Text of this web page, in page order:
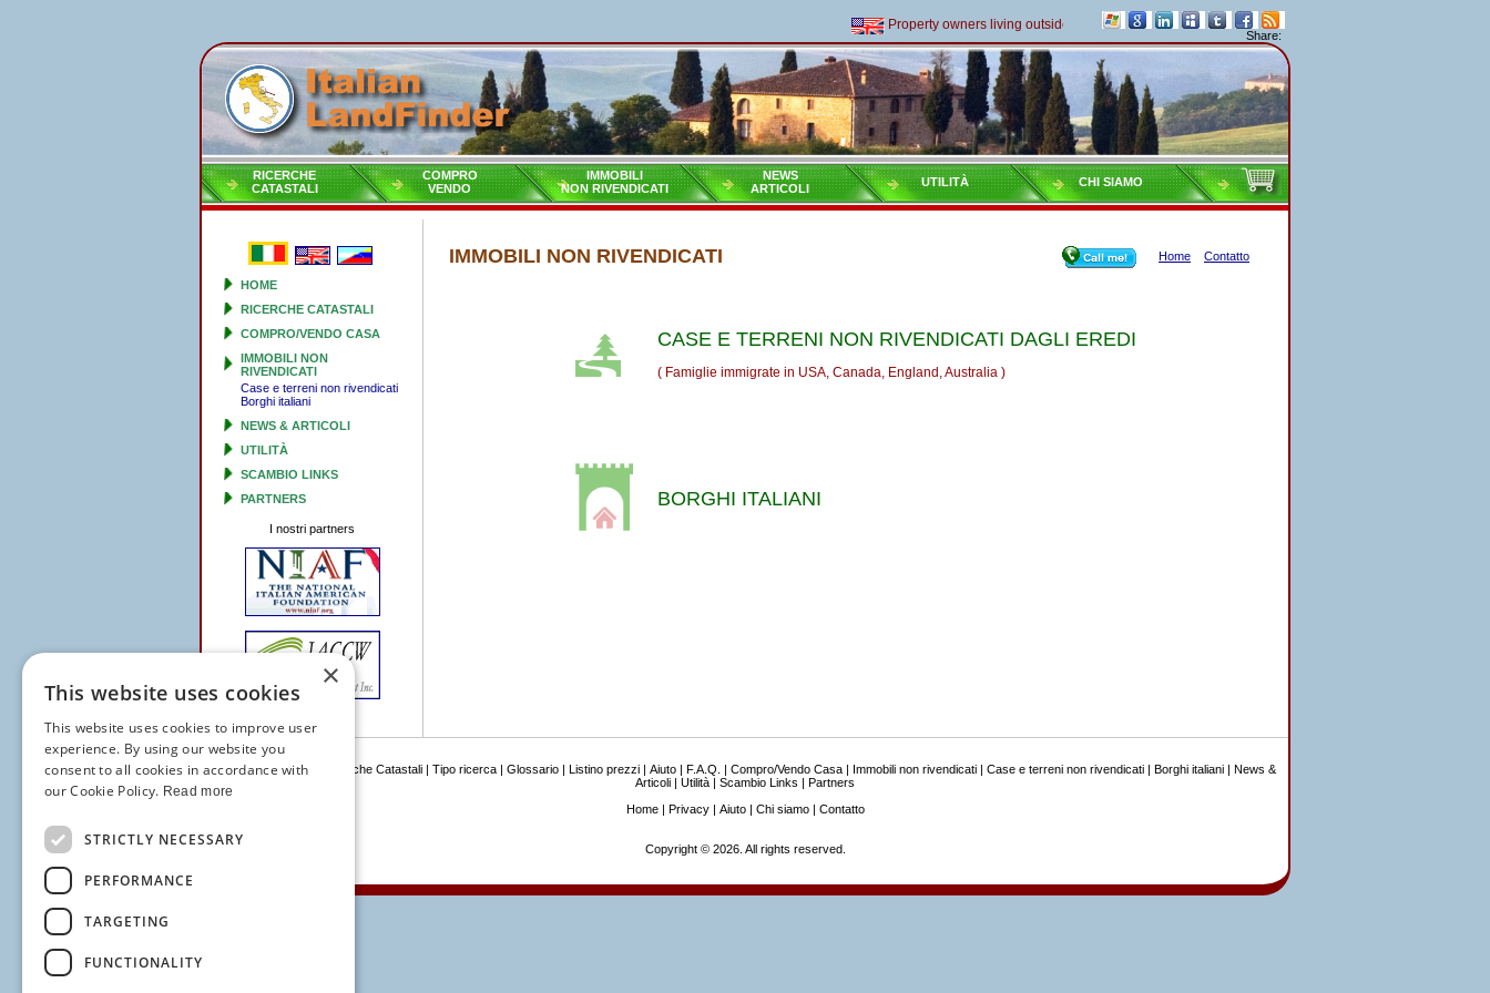
Property owners living outside of Italy must pay their taxes yearly
Share:
RICERCHE
CATASTALI
COMPRO
VENDO
IMMOBILI
NON RIVENDICATI
NEWS
ARTICOLI
UTILITÀ CHI SIAMO
HOME
RICERCHE CATASTALI
COMPRO/VENDO CASA
IMMOBILI NON
RIVENDICATI
Case e terreni non rivendicati
Borghi italiani
NEWS & ARTICOLI
UTILITÀ
SCAMBIO LINKS
PARTNERS
I nostri partners
IMMOBILI NON RIVENDICATI Home Contatto
CASE E TERRENI NON RIVENDICATI DAGLI EREDI
( Famiglie immigrate in USA, Canada, England, Australia )
BORGHI ITALIANI
Navigation: Home Ricerche Catastali| Tipo ricerca| Glossario| Listino prezzi| Aiuto| F.A.Q. | Compro/Vendo Casa| Immobili non rivendicati| Case e terreni non rivendicati| Borghi italiani| News &
Articoli | Utilità | Scambio Links | Partners
Home| Privacy| Aiuto| Chi siamo| Contatto
Copyright © 2026. All rights reserved.
×
This website uses cookies
This website uses cookies to improve user
experience. By using our website you
consent to all cookies in accordance with
our Cookie Policy. Read more
STRICTLY NECESSARY
PERFORMANCE
TARGETING
FUNCTIONALITY